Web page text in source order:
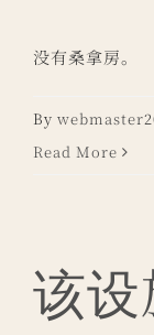
没有桑拿房。
By webmaster
Read More
该设